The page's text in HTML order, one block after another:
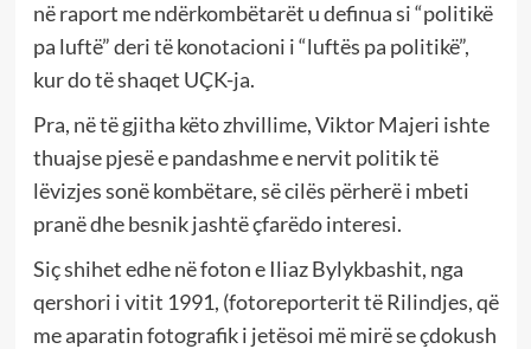
në raport me ndërkombëtarët u definua si “politikë
pa luftë” deri të konotacioni i “luftës pa politikë”,
kur do të shaqet UÇK-ja.
Pra, në të gjitha këto zhvillime, Viktor Majeri ishte
thuajse pjesë e pandashme e nervit politik të
lëvizjes sonë kombëtare, së cilës përherë i mbeti
pranë dhe besnik jashtë çfarëdo interesi.
Siç shihet edhe në foton e Iliaz Bylykbashit, nga
qershori i vitit 1991, (fotoreporterit të Rilindjes, që
me aparatin fotografik i jetësoi më mirë se çdokush